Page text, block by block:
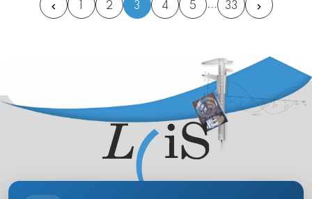
1 2 3 4 5 33